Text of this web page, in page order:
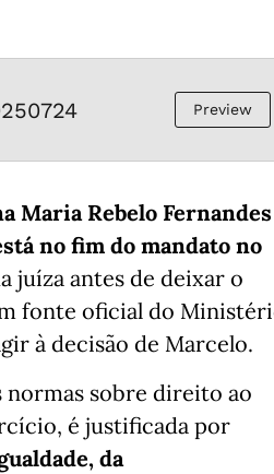
Preview
Maria Rebelo Fernandes
no fim do mandato no
juíza antes de deixar o
fonte oficial do
à decisão de Marcelo.
normas sobre direito ao
é justificada por
da